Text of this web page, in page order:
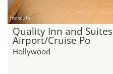
hotel.de
Quality Inn and Suites
Airport/Cruise Po
Hollywood